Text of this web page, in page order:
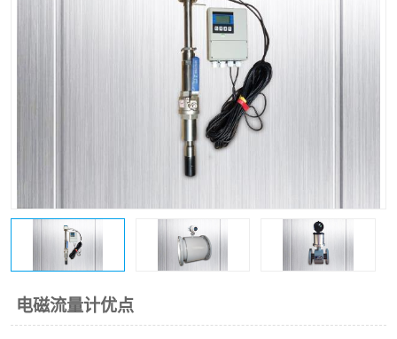
电磁流量计优点
液氮液位计
液位计传感器定制
物位计
测漏仪
智能锅炉水位计 电容液位计